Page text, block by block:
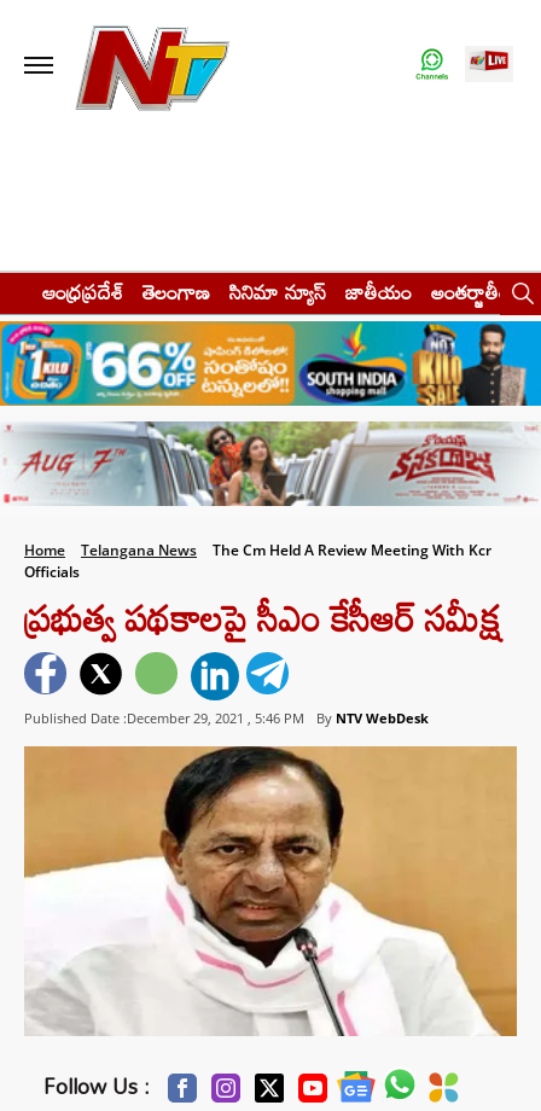
ఆంధ్రప్రదేశ్ తెలంగాణ సినిమా న్యూస్ జాతీయం అంతర్జాతీయం
Home Telangana News
The Cm Held A Review Meeting With Kcr
Officials
ప్రభుత్వ పథకాలపై సీఎం కేసీఆర్‌ సమీక్ష
Published Date :December 29, 2021 , 5:46 PM By NTV WebDesk
Follow Us :